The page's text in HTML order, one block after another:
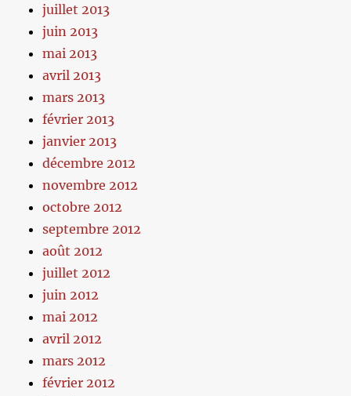
juillet 2013
juin 2013
mai 2013
avril 2013
mars 2013
février 2013
janvier 2013
décembre 2012
novembre 2012
octobre 2012
septembre 2012
août 2012
juillet 2012
juin 2012
mai 2012
avril 2012
mars 2012
février 2012